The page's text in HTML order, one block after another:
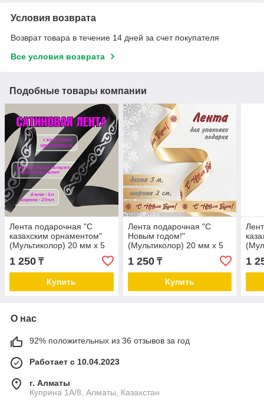
Условия возврата
Возврат товара в течение 14 дней за счет покупателя
Все условия возврата
Подобные товары компании
Лента подарочная "С
казахским орнаментом"
(Мультиколор) 20 мм х 5
1 250 ₸
Купить
Лента подарочная "С
Новым годом!"
(Мультиколор) 20 мм х 5
1 250₸
Купить
1
О нас
92% положительных из 36 отзывов за год
Работает с 10.04.2023
г. Алматы
Куприна 1A/8, Алматы, Казахстан